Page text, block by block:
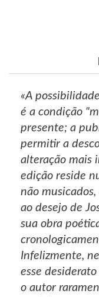
«A
é a condição
presente; a
permitir a
alteração mais
edição reside
não
ao desejo de
sua obra
Infelizmente,
esse
o autor